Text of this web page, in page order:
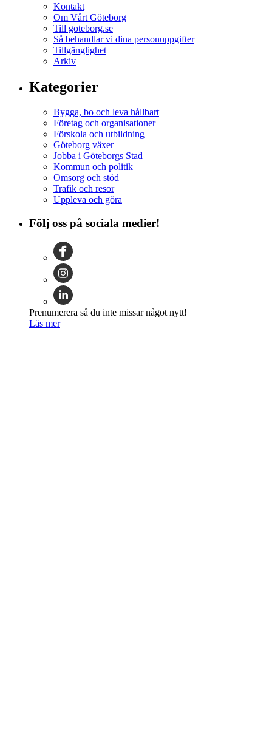
Kontakt
Om Vårt Göteborg
Till goteborg.se
Så behandlar vi dina personuppgifter
Tillgänglighet
Arkiv
Kategorier
Bygga, bo och leva hållbart
Företag och organisationer
Förskola och utbildning
Göteborg växer
Jobba i Göteborgs Stad
Kommun och politik
Omsorg och stöd
Trafik och resor
Uppleva och göra
Följ oss på sociala medier!
Prenumerera så du inte missar något nytt!
Läs mer